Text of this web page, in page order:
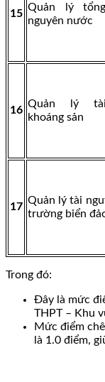
15
Quản lý
nguyên nước
16
Quản lý tài
khoáng sản
17
Quản lý tài
trường biển
Trong đó:
Đây là mức
THPT – Khu
Mức điểm
là 1.0 điểm,